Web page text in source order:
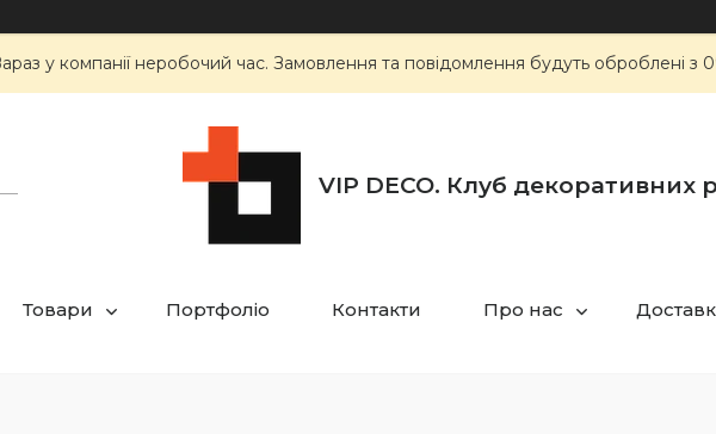
у компанії неробочий час. Замовлення та повідомлення будуть оброблені
VIP DECO. Клуб декоративних
Товари Портфоліо Контакти Про нас